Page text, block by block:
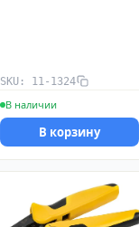
SKU: 11-1324
В наличии
В корзину